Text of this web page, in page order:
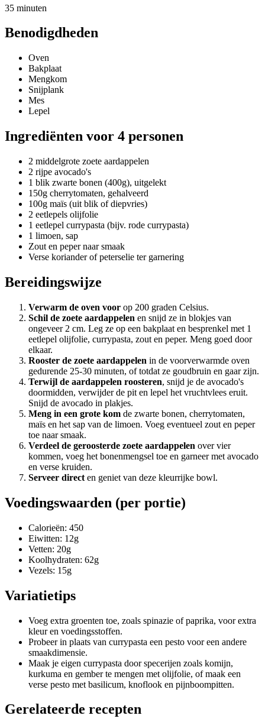
35 minuten
Benodigdheden
Oven
Bakplaat
Mengkom
Snijplank
Mes
Lepel
Ingrediënten voor 4 personen
2 middelgrote zoete aardappelen
2 rijpe avocado's
1 blik zwarte bonen (400g), uitgelekt
150g cherrytomaten, gehalveerd
100g maïs (uit blik of diepvries)
2 eetlepels olijfolie
1 eetlepel currypasta (bijv. rode currypasta)
1 limoen, sap
Zout en peper naar smaak
Verse koriander of peterselie ter garnering
Bereidingswijze
Verwarm de oven voor op 200 graden Celsius.
Schil de zoete aardappelen en snijd ze in blokjes van
ongeveer 2 cm. Leg ze op een bakplaat en besprenkel met 1
eetlepel olijfolie, currypasta, zout en peper. Meng goed door
elkaar.
Rooster de zoete aardappelen in de voorverwarmde oven
gedurende 25-30 minuten, of totdat ze goudbruin en gaar zijn.
Terwijl de aardappelen roosteren, snijd je de avocado's
doormidden, verwijder de pit en lepel het vruchtvlees eruit.
Snijd de avocado in plakjes.
Meng in een grote kom de zwarte bonen, cherrytomaten,
maïs en het sap van de limoen. Voeg eventueel zout en peper
toe naar smaak.
Verdeel de geroosterde zoete aardappelen over vier
kommen, voeg het bonenmengsel toe en garneer met avocado
en verse kruiden.
Serveer direct en geniet van deze kleurrijke bowl.
Voedingswaarden (per portie)
Calorieën: 450
Eiwitten: 12g
Vetten: 20g
Koolhydraten: 62g
Vezels: 15g
Variatietips
Voeg extra groenten toe, zoals spinazie of paprika, voor extra
kleur en voedingsstoffen.
Probeer in plaats van currypasta een pesto voor een andere
smaakdimensie.
Maak je eigen currypasta door specerijen zoals komijn,
kurkuma en gember te mengen met olijfolie, of maak een
verse pesto met basilicum, knoflook en pijnboompitten.
Gerelateerde recepten